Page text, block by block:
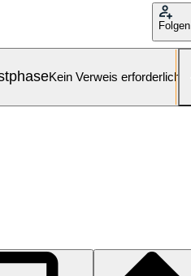
Folgen
Kein Verweis erforderlich